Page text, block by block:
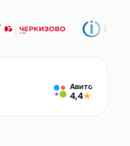
Авито
4,4★